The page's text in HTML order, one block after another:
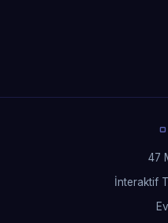
47
İnteraktif